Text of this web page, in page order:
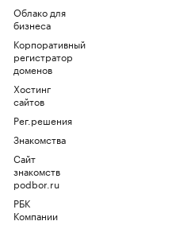
Облако для
бизнеса
Корпоративный
регистратор
доменов
Хостинг
сайтов
Рег.решения
Знакомства
Сайт
знакомств
podbor.ru
РБК
Компании